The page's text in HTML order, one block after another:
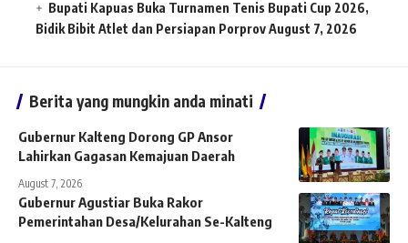
Bupati Kapuas Buka Turnamen Tenis Bupati Cup 2026,
Bidik Bibit Atlet dan Persiapan PorprovAugust 7, 2026
Berita yang mungkin anda minati
Gubernur Kalteng Dorong GP Ansor
Lahirkan Gagasan Kemajuan Daerah
August 7, 2026
Gubernur Agustiar Buka Rakor
Pemerintahan Desa/Kelurahan Se-Kalteng